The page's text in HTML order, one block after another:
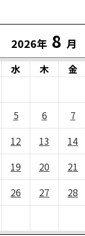
2026年 8 月
水 木 金
5 6 7
12 13 14
19 20 21
26 27 28